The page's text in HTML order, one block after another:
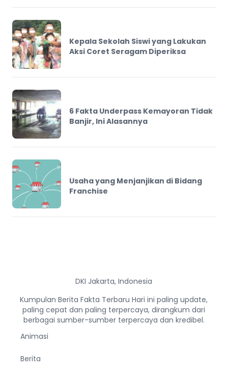
Kepala Sekolah Siswi yang Lakukan
Aksi Coret Seragam Diperiksa
6 Fakta Underpass Kemayoran Tidak
Banjir, Ini Alasannya
Usaha yang Menjanjikan di Bidang
Franchise
DKI Jakarta, Indonesia
Kumpulan Berita Fakta Terbaru Hari ini paling update,
paling cepat dan paling terpercaya, dirangkum dari
berbagai sumber-sumber terpercaya dan kredibel.
Animasi
Berita